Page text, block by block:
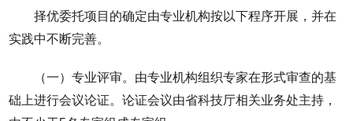
择优委托项目的确定由专业机构按以下程序开展，并在
实践中不断完善。
（一）专业评审。由专业机构组织专家在形式审查的基
础上进行会议论证。论证会议由省科技厅相关业务处主持，